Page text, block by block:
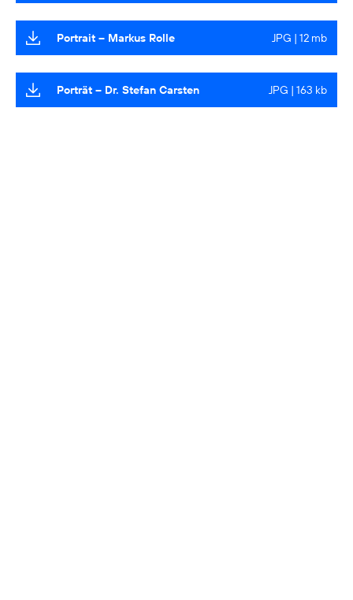
Portrait – Markus Rolle JPG | 12 mb
Porträt – Dr. Stefan Carsten JPG | 163 kb